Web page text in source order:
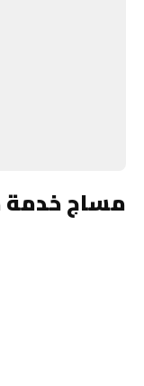
مساج خدمة منازل ٢٤